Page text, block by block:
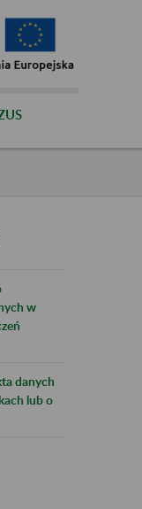
w
danych
lub o